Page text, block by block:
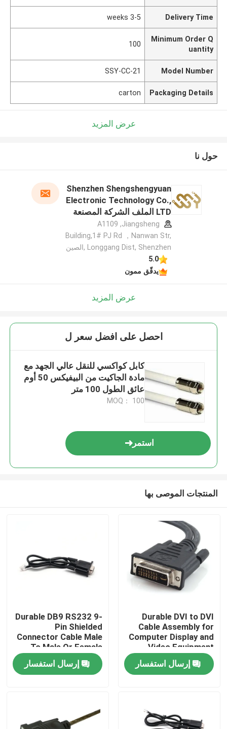
منزل
حول بنا
Delivery Time
3-5 weeks
Minimum Order Q
uantity
100
Model Number
SSY-CC-21
Packaging Details
carton
عرض المزيد
حول نا
Shenzhen Shengshengyuan
Electronic Technology Co.,
LTD الملف الشركة المصنعة
A1109 ,Jiangsheng
Building,1# PJ Rd ，Nanwan Str,
Longgang Dist, Shenzhen ,الصين
5.0
يدقّق ممون
عرض المزيد
احصل على افضل سعر ل
كابل كواكسي للنقل عالي الجهد مع
مادة الجاكيت من البيفيكس 50 أوم
عائق الطول 100 متر
MOQ： 100
استمر
المنتجات الموصى بها
Durable DVI to DVI
Cable Assembly for
Computer Display and
Video Equipment
Custom Cable Wire
Harness
Manufacturers
إرسال استفسار
Durable DB9 RS232 9-
Pin Shielded
Connector Cable Male
To Male Or Female
Type | Custom Cable
إرسال استفسار